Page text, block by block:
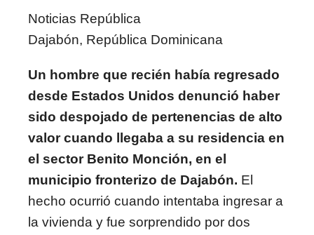
Noticias República
Dajabón, República Dominicana
Un hombre que recién había regresado
desde Estados Unidos denunció haber
sido despojado de pertenencias de alto
valor cuando llegaba a su residencia en
el sector Benito Monción, en el
municipio fronterizo de Dajabón. El
hecho ocurrió cuando intentaba ingresar a
la vivienda y fue sorprendido por dos